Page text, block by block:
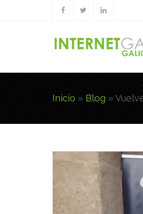
Pasar al contenido principal
Usted está
Inicio » Blog »